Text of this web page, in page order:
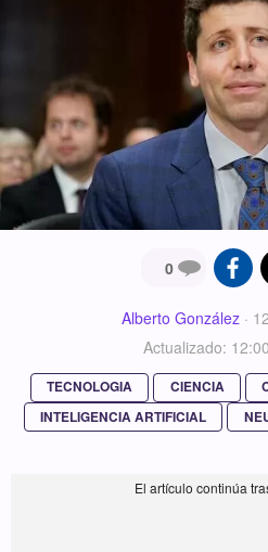
0
Alberto González·
Actualizado:
TECNOLOGIA CIENCIA
INTELIGENCIA ARTIFICIAL